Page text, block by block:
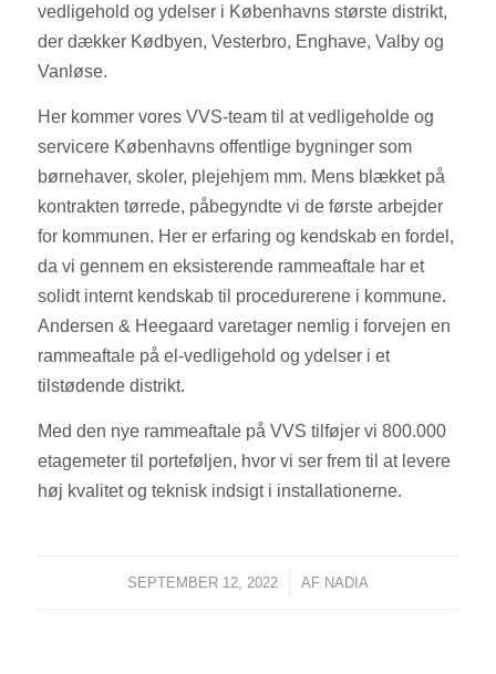
vedligehold og ydelser i Københavns største distrikt,
der dækker Kødbyen, Vesterbro, Enghave, Valby og
Vanløse.
Her kommer vores VVS-team til at vedligeholde og
servicere Københavns offentlige bygninger som
børnehaver, skoler, plejehjem mm. Mens blækket på
kontrakten tørrede, påbegyndte vi de første arbejder
for kommunen. Her er erfaring og kendskab en fordel,
da vi gennem en eksisterende rammeaftale har et
solidt internt kendskab til procedurerene i kommune.
Andersen & Heegaard varetager nemlig i forvejen en
rammeaftale på el-vedligehold og ydelser i et
tilstødende distrikt.
Med den nye rammeaftale på VVS tilføjer vi 800.000
etagemeter til porteføljen, hvor vi ser frem til at levere
høj kvalitet og teknisk indsigt i installationerne.
SEPTEMBER 12, 2022
/ AF NADIA